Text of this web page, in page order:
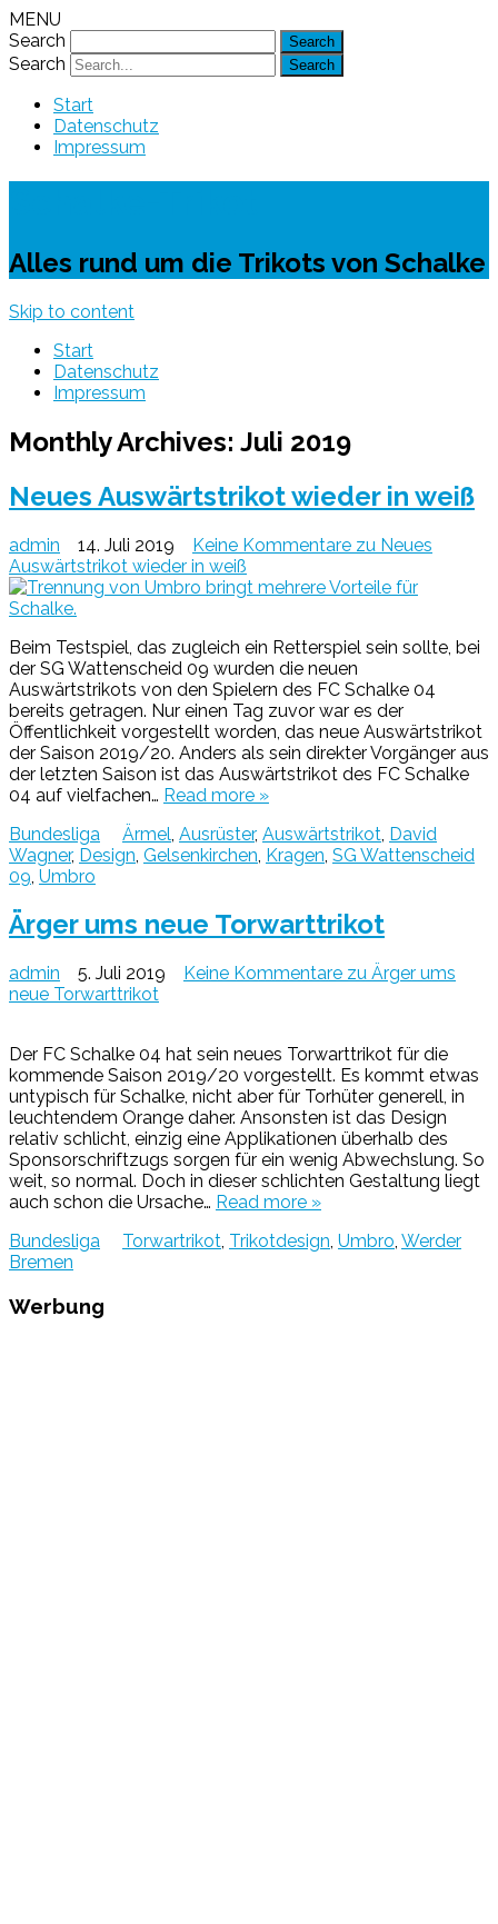
MENU
Search
Search
Start
Datenschutz
Impressum
Alles rund um die Trikots von Schalke
Skip to content
Start
Datenschutz
Impressum
Monthly Archives: Juli 2019
Neues Auswärtstrikot wieder in weiß
admin 14. Juli 2019 Keine Kommentare zu Neues
Auswärtstrikot wieder in weiß
Beim Testspiel, das zugleich ein Retterspiel sein sollte, bei
der SG Wattenscheid 09 wurden die neuen
Auswärtstrikots von den Spielern des FC Schalke 04
bereits getragen. Nur einen Tag zuvor war es der
Öffentlichkeit vorgestellt worden, das neue Auswärtstrikot
der Saison 2019/20. Anders als sein direkter Vorgänger aus
der letzten Saison ist das Auswärtstrikot des FC Schalke
04 auf vielfachen… Read more »
Bundesliga
Ärmel Ausrüster, Auswärtstrikot David
Wagner, Design Gelsenkirchen Kragen SG Wattenscheid
09 Umbro
Ärger ums neue Torwarttrikot
admin 5. Juli 2019 Keine Kommentare zu Ärger ums
neue Torwarttrikot
Der FC Schalke 04 hat sein neues Torwarttrikot für die
kommende Saison 2019/20 vorgestellt. Es kommt etwas
untypisch für Schalke, nicht aber für Torhüter generell, in
leuchtendem Orange daher. Ansonsten ist das Design
relativ schlicht, einzig eine Applikationen überhalb des
Sponsorschriftzugs sorgen für ein wenig Abwechslung. So
weit, so normal. Doch in dieser schlichten Gestaltung liegt
auch schon die Ursache… Read more »
Bundesliga
Torwartrikot, Trikotdesign, Umbro, Werder
Bremen
Werbung